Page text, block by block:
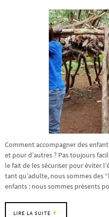
Comment accompagner des
et pour d’autres ? Pas toujours
le fait de les sécuriser pour éviter
tant qu’adulte, nous sommes des
enfants : nous sommes présents
LIRE LA SUITE